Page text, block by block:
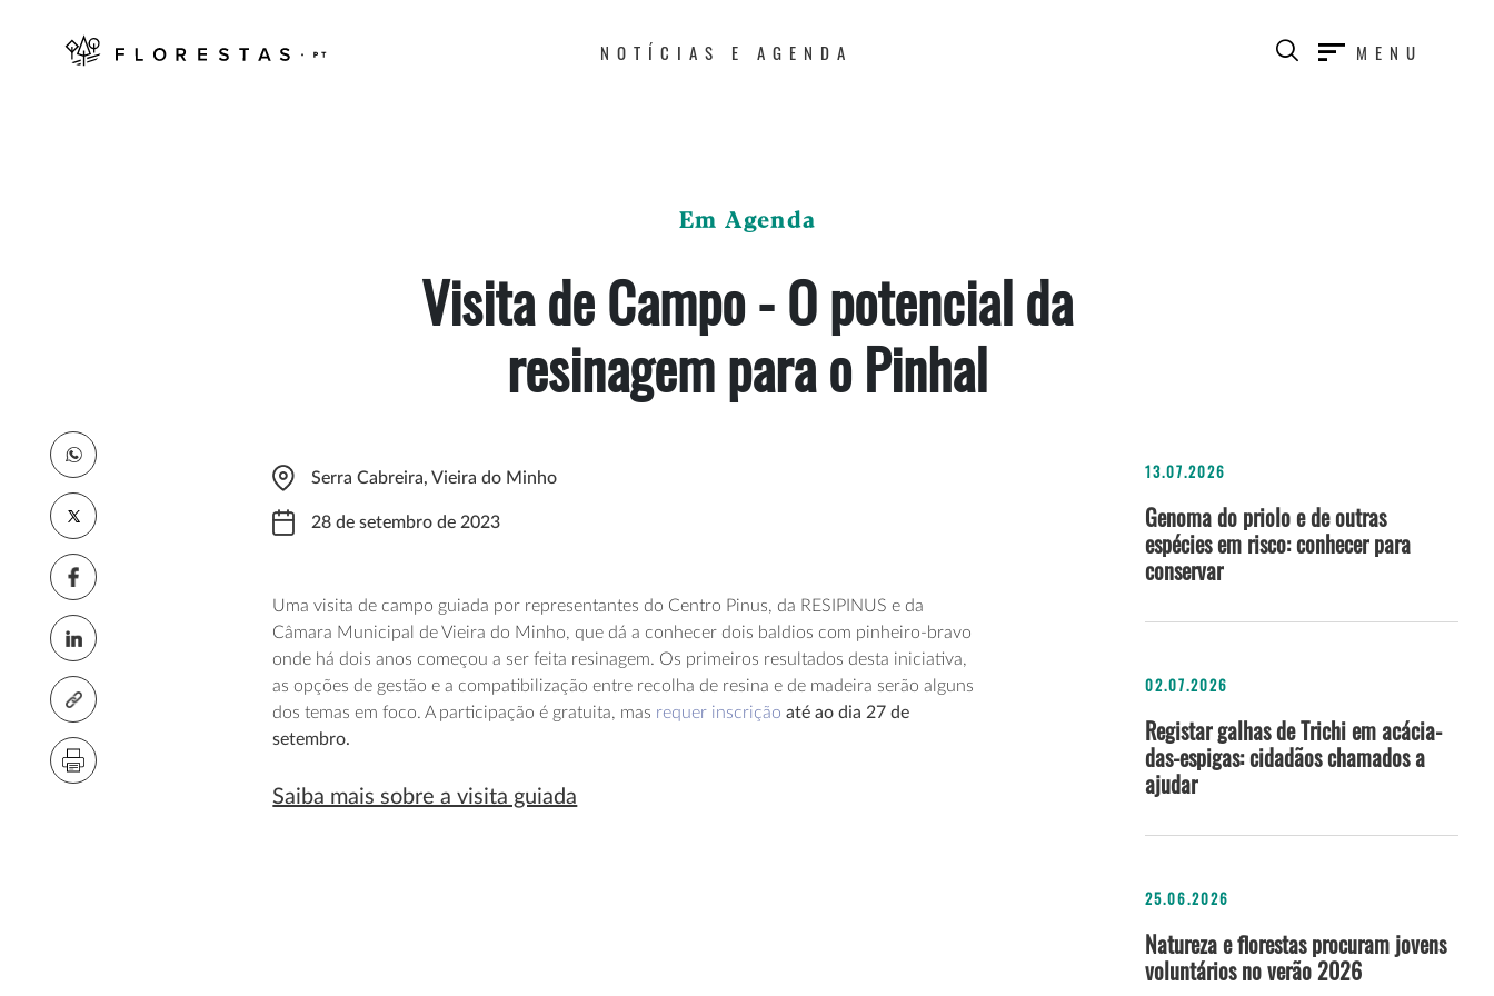
NOTÍCIAS E AGENDA MENU
Em Agenda
Visita de Campo - O potencial da
resinagem para o Pinhal
Serra Cabreira, Vieira do Minho
28 de setembro de 2023
Uma visita de campo guiada por representantes do Centro Pinus, da RESIPINUS e da
Câmara Municipal de Vieira do Minho, que dá a conhecer dois baldios com pinheiro-bravo
onde há dois anos começou a ser feita resinagem. Os primeiros resultados desta iniciativa,
as opções de gestão e a compatibilização entre recolha de resina e de madeira serão alguns
dos temas em foco. A participação é gratuita, mas requer inscrição até ao dia 27 de
setembro.
Saiba mais sobre a visita guiada
13.07.2026
Genoma do priolo e de outras
espécies em risco: conhecer para
conservar
02.07.2026
Registar galhas de Trichi em acácia-
das-espigas: cidadãos chamados a
ajudar
25.06.2026
Natureza e florestas procuram jovens
voluntários no verão 2026